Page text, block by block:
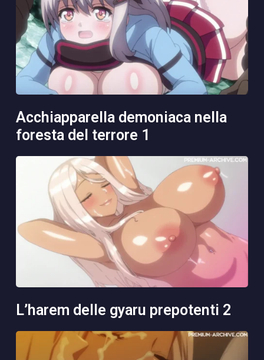
acchiapparella demoniaca nella
foresta del terrore 1
l’harem delle gyaru prepotenti 2